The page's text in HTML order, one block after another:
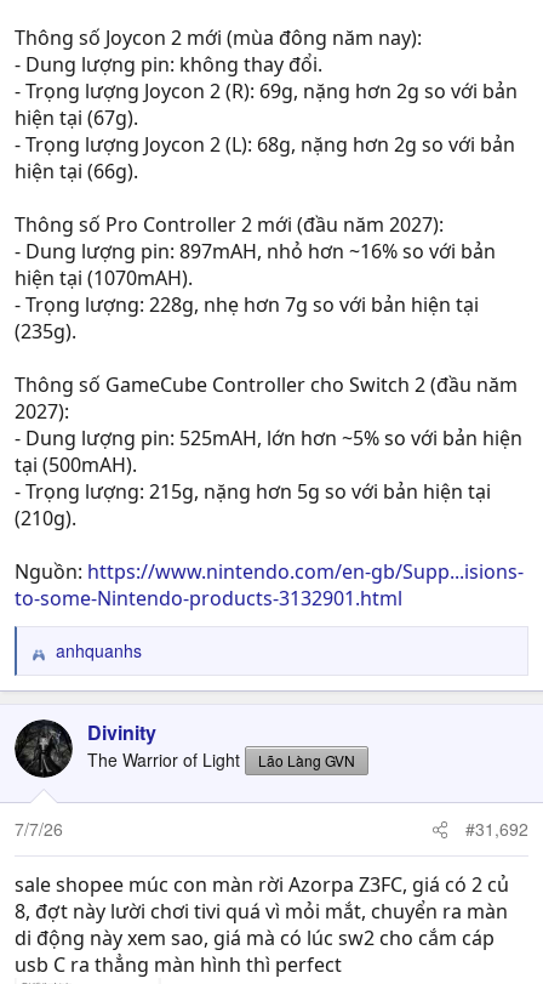
Thông số Joycon 2 mới (mùa đông năm nay):
- Dung lượng pin: không thay đổi.
- Trọng lượng Joycon 2 (R): 69g, nặng hơn 2g so với bản
hiện tại (67g).
- Trọng lượng Joycon 2 (L): 68g, nặng hơn 2g so với bản
hiện tại (66g).
Thông số Pro Controller 2 mới (đầu năm 2027):
- Dung lượng pin: 897mAH, nhỏ hơn ~16% so với bản
hiện tại (1070mAH).
- Trọng lượng: 228g, nhẹ hơn 7g so với bản hiện tại
(235g).
Thông số GameCube Controller cho Switch 2 (đầu năm
2027):
- Dung lượng pin: 525mAH, lớn hơn ~5% so với bản hiện
tại (500mAH).
- Trọng lượng: 215g, nặng hơn 5g so với bản hiện tại
(210g).
Nguồn: https://www.nintendo.com/en-gb/Supp...isions-
to-some-Nintendo-products-3132901.html
R
e
c
t
i
o
n
anhquanhs
Divinity
The Warrior of Light Lão Làng GVN
7/7/26 #31,692
sale shopee múc con màn rời Azorpa Z3FC, giá có 2 củ
8, đợt này lười chơi tivi quá vì mỏi mắt, chuyển ra màn
di động này xem sao, giá mà có lúc sw2 cho cắm cáp
usb C ra thẳng màn hình thì perfect